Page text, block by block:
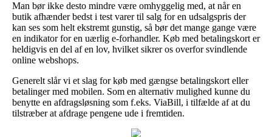
Man bør ikke desto mindre være omhyggelig med, at når en
butik afhænder bedst i test varer til salg for en udsalgspris der
kan ses som helt ekstremt gunstig, så bør det mange gange være
en indikator for en uærlig e-forhandler. Køb med betalingskort er
heldigvis en del af en lov, hvilket sikrer os overfor svindlende
online webshops.
Generelt slår vi et slag for køb med gængse betalingskort eller
betalinger med mobilen. Som en alternativ mulighed kunne du
benytte en afdragsløsning som f.eks. ViaBill, i tilfælde af at du
tilstræber at afdrage pengene ude i fremtiden.